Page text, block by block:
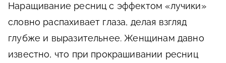
Наращивание ресниц с эффектом «лучики»
словно распахивает глаза, делая взгляд
глубже и выразительнее. Женщинам давно
известно, что при прокрашивании ресниц